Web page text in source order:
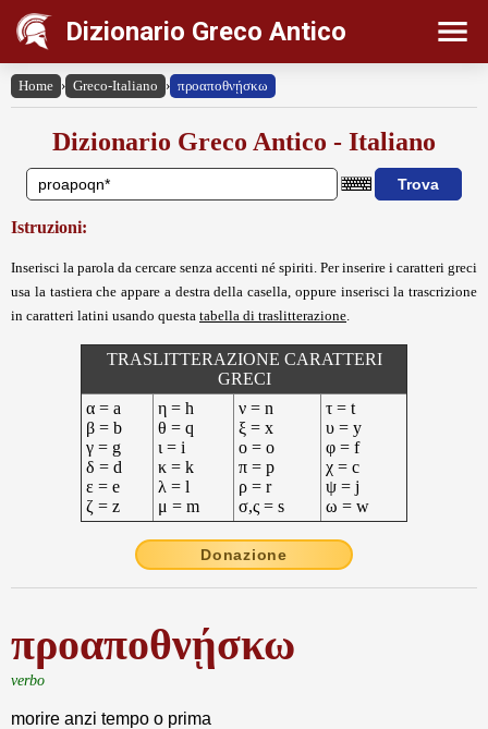
Dizionario Greco Antico
Home › Greco-Italiano › προαποθνῄσκω
Dizionario Greco Antico - Italiano
Istruzioni:
Inserisci la parola da cercare senza accenti né spiriti. Per inserire i caratteri greci
usa la tastiera che appare a destra della casella, oppure inserisci la trascrizione
in caratteri latini usando questa tabella di traslitterazione
TRASLITTERAZIONE CARATTERI
GRECI
α = a
β = b
γ = g
δ = d
ε = e
ζ = z
η = h
θ = q
ι = i
κ = k
λ = l
μ = m
ν = n
ξ = x
ο = o
π = p
ρ = r
σ,ς = s
τ = t
υ = y
φ = f
χ = c
ψ = j
ω = w
Donazione
προαποθνῄσκω
verbo
morire anzi tempo o prima